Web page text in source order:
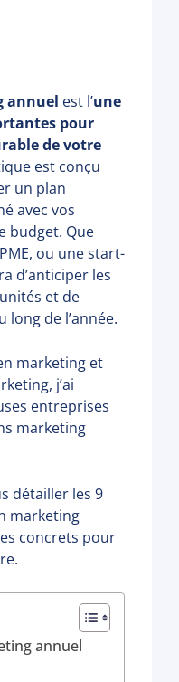
annuel est l’une
pour
de votre
est conçu
un plan
avec vos
budget. Que
ou une start-
d’anticiper les
et de
de l’année.
marketing et
j’ai
entreprises
marketing
détailler les 9
marketing
concrets pour
annuel